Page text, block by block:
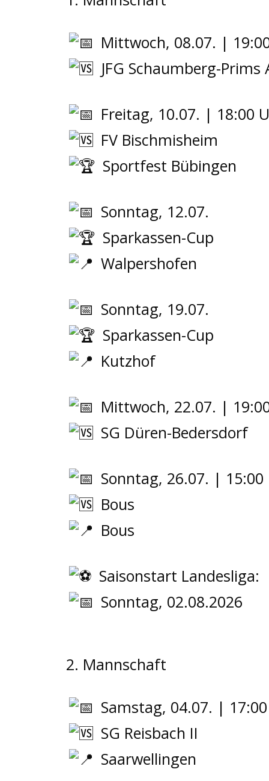
Mittwoch, 08.07. |
JFG Schaumberg-Prims
Freitag, 10.07. | 18:00
FV Bischmisheim
Sportfest Bübingen
Sonntag, 12.07.
Sparkassen-Cup
Walpershofen
Sonntag, 19.07.
Sparkassen-Cup
Kutzhof
Mittwoch, 22.07. |
SG Düren-Bedersdorf
Sonntag, 26.07. | 15:00
Bous
Bous
Saisonstart Landesliga:
Sonntag, 02.08.2026
2. Mannschaft
Samstag, 04.07. |
SG Reisbach II
Saarwellingen